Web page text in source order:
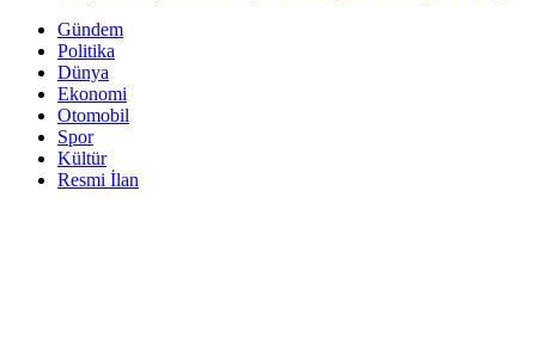
Gündem
Politika
Dünya
Ekonomi
Otomobil
Spor
Kültür
Resmi İlan